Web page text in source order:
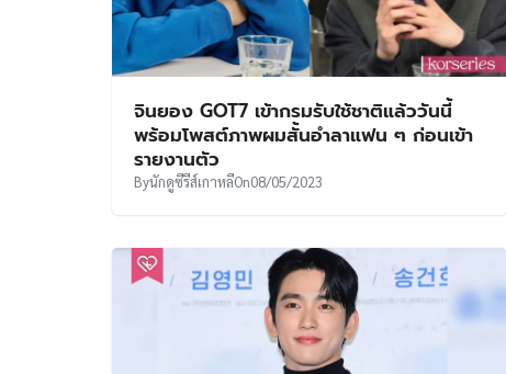
จินยอง GOT7 เข้ากรมรับใช้ชาติแล้ววันนี้
พร้อมโพสต์ภาพผมสั้นอำลาแฟน ๆ ก่อนเข้า
รายงานตัว
Byนักดูซีรีส์เกาหลีOn08/05/2023